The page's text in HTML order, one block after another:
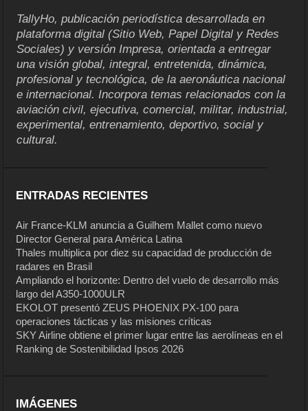
TallyHo, publicación periodística desarrollada en
plataforma digital (Sitio Web, Papel Digital y Redes
Sociales) y versión Impresa, orientada a entregar
una visión global, integral, entretenida, dinámica,
profesional y tecnológica, de la aeronáutica nacional
e internacional. Incorpora temas relacionados con la
aviación civil, ejecutiva, comercial, militar, industrial,
experimental, entrenamiento, deportivo, social y
cultural.
ENTRADAS RECIENTES
Air France-KLM anuncia a Guilhem Mallet como nuevo
Director General para América Latina
Thales multiplica por diez su capacidad de producción de
radares en Brasil
Ampliando el horizonte: Dentro del vuelo de desarrollo más
largo del A350-1000ULR
EKOLOT presentó ZEUS PHOENIX PX-100 para
operaciones tácticas y las misiones críticas
SKY Airline obtiene el primer lugar entre las aerolíneas en el
Ranking de Sostenibilidad Ipsos 2026
IMÁGENES